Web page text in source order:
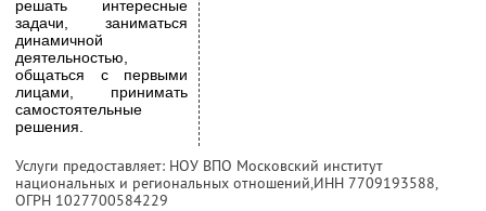
решать интересные
задачи, заниматься
динамичной
деятельностью,
общаться с первыми
лицами, принимать
самостоятельные
решения.
Услуги предоставляет: НОУ ВПО Московский институт
национальных и региональных отношений,ИНН 7709193588,
ОГРН 1027700584229